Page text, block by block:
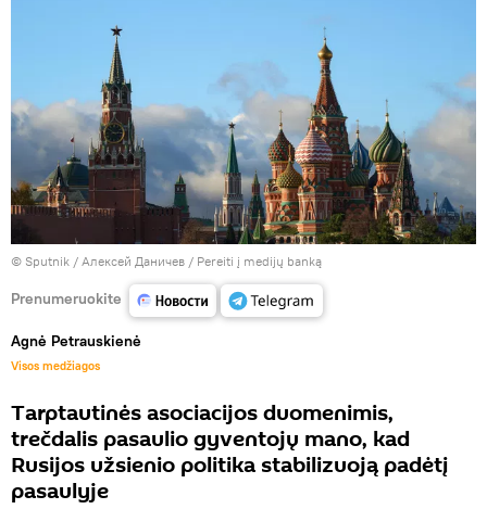
© Sputnik / Алексей Даничев / Pereiti į medijų banką
Prenumeruokite
Agnė Petrauskienė
Visos medžiagos
Tarptautinės asociacijos duomenimis,
trečdalis pasaulio gyventojų mano, kad
Rusijos užsienio politika stabilizuoją padėtį
pasaulyje